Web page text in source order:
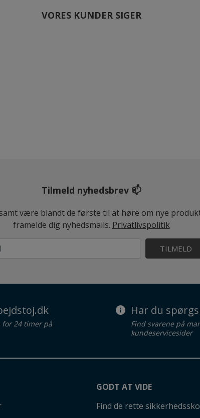
VORES KUNDER SIGER
Tilmeld nyhedsbrev 📫
være blandt de første til at høre om nye
framelde dig nyhedsmails. Privatlivspolitik
TILMELD
for 24 timer på
Har du
Find svarene på
kundeservicesider
GODT AT VIDE
Find de rette sikkerhedssko